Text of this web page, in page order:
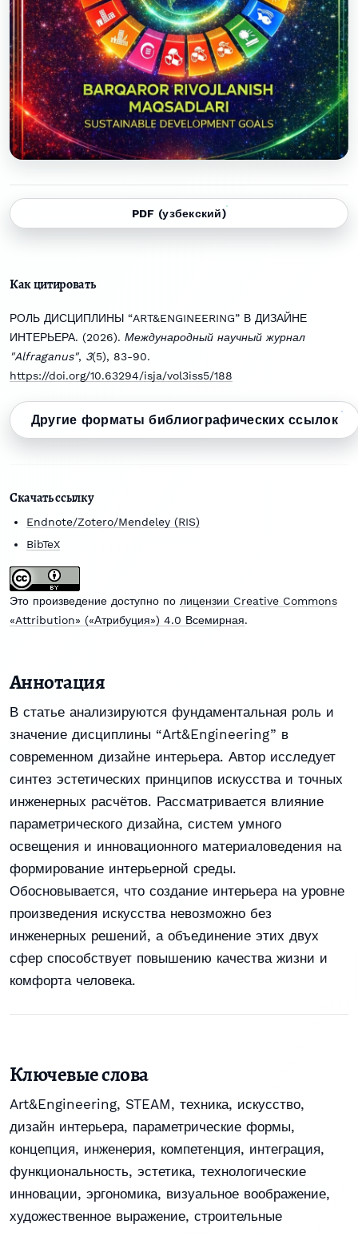
PDF (узбекский)
Как цитировать
РОЛЬ ДИСЦИПЛИНЫ “ART&ENGINEERING” В ДИЗАЙНЕ
ИНТЕРЬЕРА. (2026). Международный научный журнал
"Alfraganus", 3(5), 83-90.
https://doi.org/10.63294/isja/vol3iss5/188
Другие форматы библиографических ссылок
Скачать ссылку
Endnote/Zotero/Mendeley (RIS)
BibTeX
Это произведение доступно по лицензии Creative Commons
«Attribution» («Атрибуция») 4.0 Всемирная.
Аннотация
В статье анализируются фундаментальная роль и
значение дисциплины “Art&Engineering” в
современном дизайне интерьера. Автор исследует
синтез эстетических принципов искусства и точных
инженерных расчётов. Рассматривается влияние
параметрического дизайна, систем умного
освещения и инновационного материаловедения на
формирование интерьерной среды.
Обосновывается, что создание интерьера на уровне
произведения искусства невозможно без
инженерных решений, а объединение этих двух
сфер способствует повышению качества жизни и
комфорта человека.
Ключевые слова
Art&Engineering, STEAM, техника, искусство,
дизайн интерьера, параметрические формы,
концепция, инженерия, компетенция, интеграция,
функциональность, эстетика, технологические
инновации, эргономика, визуальное воображение,
художественное выражение, строительные